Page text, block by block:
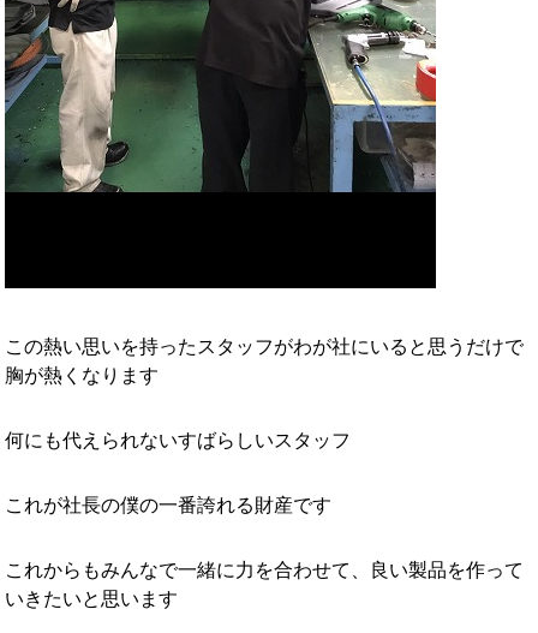
この熱い思いを持ったスタッフがわが社にいると思うだけで
胸が熱くなります
何にも代えられないすばらしいスタッフ
これが社長の僕の一番誇れる財産です
これからもみんなで一緒に力を合わせて、良い製品を作って
いきたいと思います